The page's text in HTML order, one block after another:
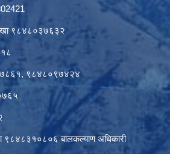
९८४८०३७६३२
९८४८०९७४२४
९८४८३१०८०६ बालकल्याण अधिकारी